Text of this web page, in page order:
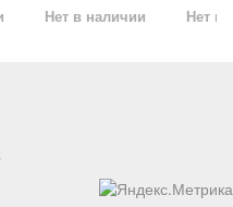
Нет в наличии Нет в